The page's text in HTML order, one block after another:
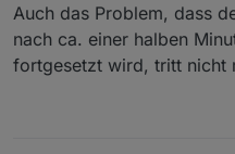
Auch das Problem, dass
nach ca. einer halben
fortgesetzt wird, tritt nicht